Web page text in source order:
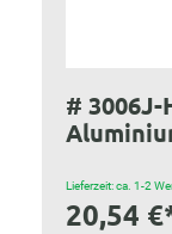
# 3006J-
Lieferzeit: ca. 1-2
20,54